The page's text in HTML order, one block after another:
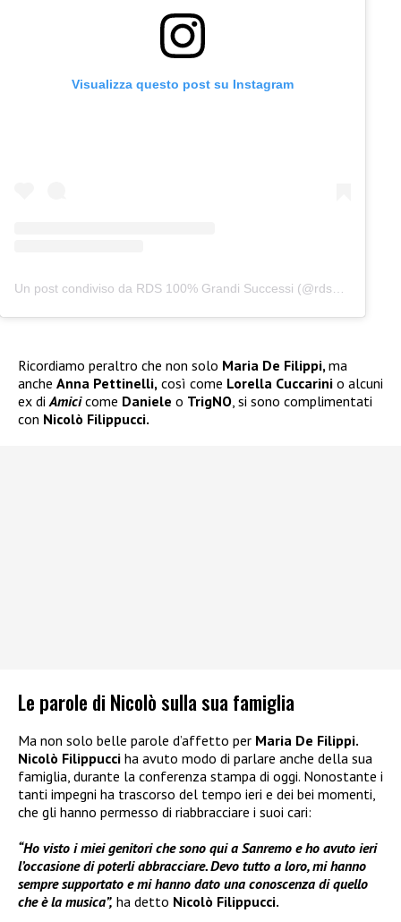
Visualizza questo post su Instagram
Un post condiviso da RDS 100% Grandi Successi (@rds_official)
Ricordiamo peraltro che non solo Maria De Filippi,ma
anche Anna Pettinelli, così come Lorella Cuccarini o alcuni
ex diAmicicome Daniele o TrigNO, si sono complimentati
con Nicolò Filippucci.
Le parole di Nicolò sulla sua famiglia
Ma non solo belle parole d’affetto per Maria De Filippi.
Nicolò Filippucci ha avuto modo di parlare anche della sua
famiglia, durante la conferenza stampa di oggi. Nonostante i
tanti impegni ha trascorso del tempo ieri e dei bei momenti,
che gli hanno permesso di riabbracciare i suoi cari:
“Ho visto i miei genitori che sono qui a Sanremo e ho avuto ieri
l’occasione di poterli abbracciare. Devo tutto a loro, mi hanno
sempre supportato e mi hanno dato una conoscenza di quello
che è la musica”, ha detto Nicolò Filippucci.